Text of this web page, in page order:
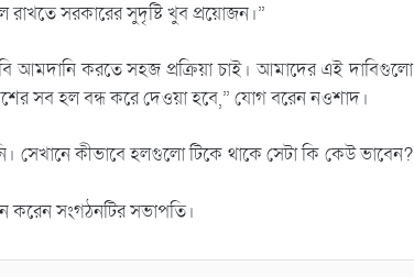
সরকারের সুদৃষ্টি খুব প্রয়োজন।”
আমদানি করতে সহজ প্রক্রিয়া চাই। আমাদের এই দাবিগুলো
সব হল বন্ধ করে দেওয়া হবে,” যোগ বরেন নওশাদ।
সেখানে কীভাবে হলগুলো টিকে থাকে সেটা কি কেউ ভাবেন?
করেন সংগঠনটির সভাপতি।